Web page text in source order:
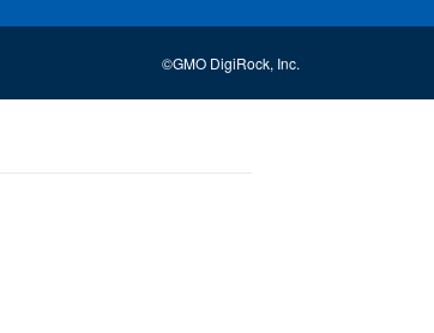
©GMO DigiRock, Inc.